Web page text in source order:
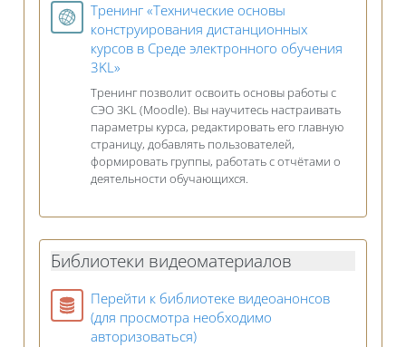
Тренинг «Технические основы
конструирования дистанционных
курсов в Среде электронного обучения
3KL»
Тренинг позволит освоить основы работы с
СЭО 3KL (Moodle). Вы научитесь настраивать
параметры курса, редактировать его главную
страницу, добавлять пользователей,
формировать группы, работать с отчётами о
деятельности обучающихся.
Библиотеки видеоматериалов
Перейти к библиотеке видеоанонсов
(для просмотра необходимо
авторизоваться)База данных